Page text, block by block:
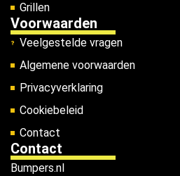
Grillen
Voorwaarden
Veelgestelde vragen
Algemene voorwaarden
Privacyverklaring
Cookiebeleid
Contact
Contact
Bumpers.nl